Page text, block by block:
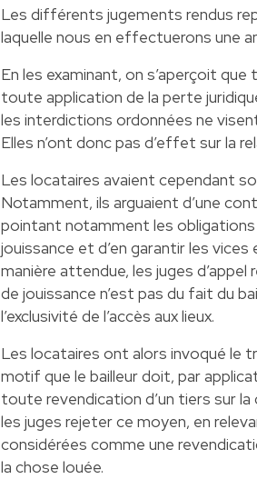
Les différents jugements rendus
laquelle nous en effectuerons une
En les examinant, on s’aperçoit
toute application de la perte
les interdictions ordonnées ne
Elles n’ont donc pas d’effet sur la
Les locataires avaient cependant
Notamment, ils arguaient d’une
pointant notamment les obligations
jouissance et d’en garantir les vices
manière attendue, les juges
de jouissance n’est pas du fait du
l’exclusivité de l’accès aux lieux.
Les locataires ont alors invoqué le
motif que le bailleur doit, par
toute revendication d’un tiers sur
les juges rejeter ce moyen, en
considérées comme une
la chose louée.